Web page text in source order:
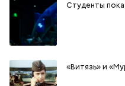
Студенты
«Витязь» и